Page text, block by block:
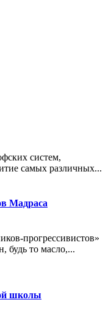
систем,
самых различных...
Мадраса
прогрессивистов»
будь то масло,...
школы